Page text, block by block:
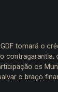
tomará o
os
o braço